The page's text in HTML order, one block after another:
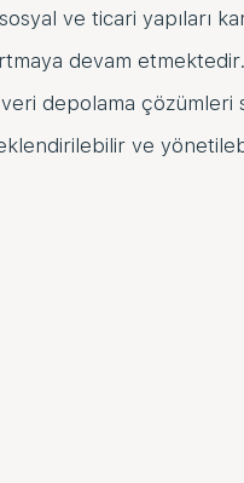
ve ticari yapıları
devam
depolama çözümleri
ve